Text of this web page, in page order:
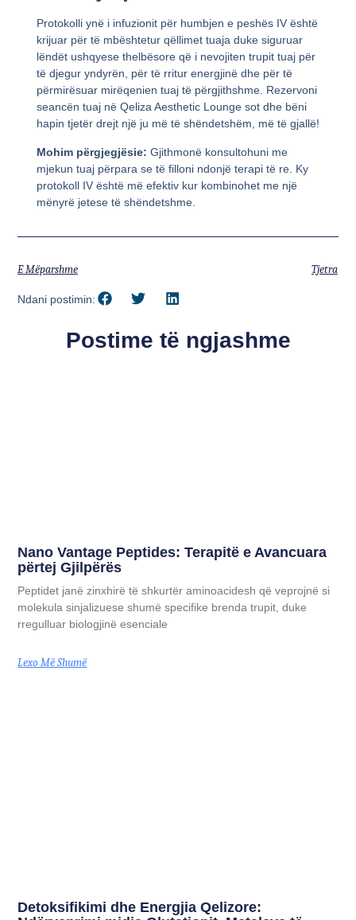
Protokolli ynë i infuzionit për humbjen e peshës IV është
krijuar për të mbështetur qëllimet tuaja duke siguruar
lëndët ushqyese thelbësore që i nevojiten trupit tuaj për
të djegur yndyrën, për të rritur energjinë dhe për të
përmirësuar mirëqenien tuaj të përgjithshme. Rezervoni
seancën tuaj në Qeliza Aesthetic Lounge sot dhe bëni
hapin tjetër drejt një ju më të shëndetshëm, më të gjallë!
Mohim përgjegjësie: Gjithmonë konsultohuni me
mjekun tuaj përpara se të filloni ndonjë terapi të re. Ky
protokoll IV është më efektiv kur kombinohet me një
mënyrë jetese të shëndetshme.
E Mëparshme Tjetra
Ndani postimin:
Postime të ngjashme
Nano Vantage Peptides: Terapitë e Avancuara
përtej Gjilpërës
Peptidet janë zinxhirë të shkurtër aminoacidesh që veprojnë si
molekula sinjalizuese shumë specifike brenda trupit, duke
rregulluar biologjinë esenciale
Lexo Më Shumë
Detoksifikimi dhe Energjia Qelizore: